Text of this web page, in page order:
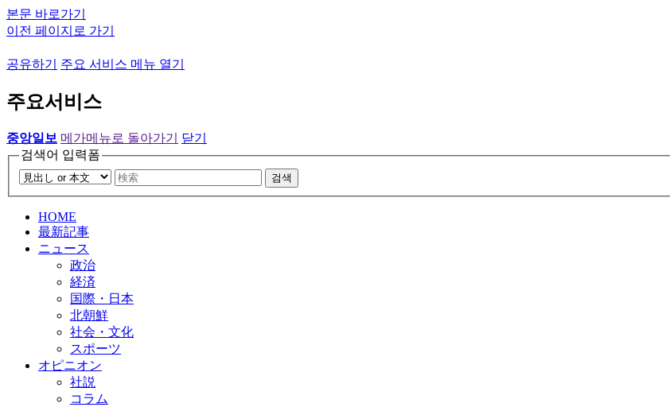
본문 바로가기
이전 페이지로 가기
공유하기 주요 서비스 메뉴 열기
주요서비스
중앙일보 메가메뉴로 돌아가기
닫기
검색어 입력폼
검색
HOME
最新記事
ニュース
政治
経済
国際・日本
北朝鮮
社会・文化
スポーツ
オピニオン
社説
コラム